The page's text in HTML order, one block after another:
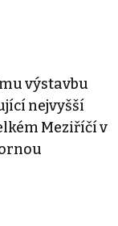
výstavbu
nejvyšší
Meziříčí v